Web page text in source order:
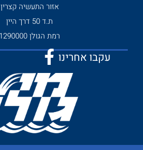
אזור התעשיה קצרין
ת.ד 50 דרך היין
רמת הגולן 1290000
עקבו אחרינו